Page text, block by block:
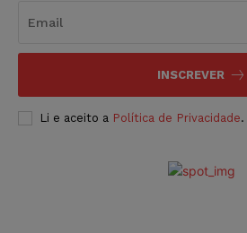
INSCREVER
Li e aceito a Política de Privacidade.